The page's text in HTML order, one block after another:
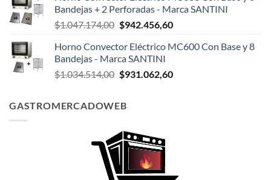
era:
$1.047.498,00.
es:
$942.748,20.
Bandejas + 2 Perforadas - Marca SANTINI
$1.047.174,00 El
original
era:
$1.047.174,00.
$942.456,60El
actual
$942.456,60.
Horno Convector Eléctrico MC600 Con Base y 8
Bandejas - Marca SANTINI
$1.034.514,00 El
era:
$931.062,60El
GASTROMERCADOWEB